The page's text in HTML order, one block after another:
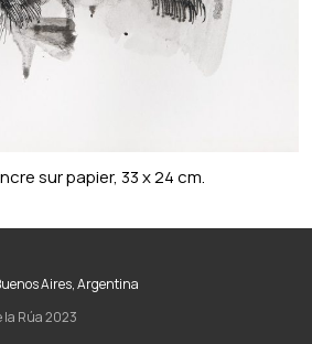
sur papier, 33 x 24 cm.
Aires, Argentina
la Rúa 2023